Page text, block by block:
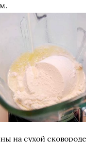
на сухой